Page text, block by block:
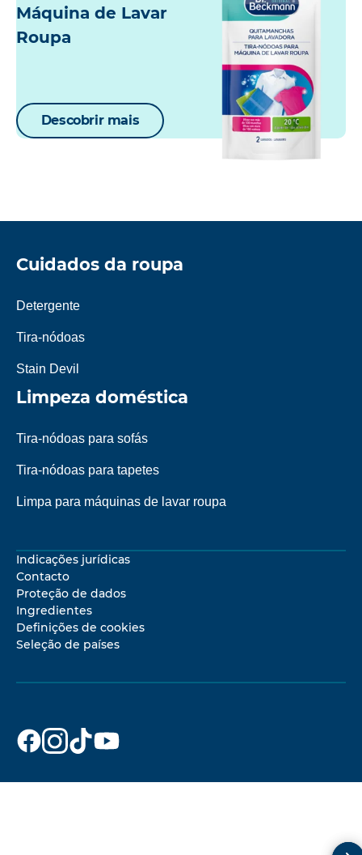
Máquina de Lavar
Roupa
Descobrir mais
Cuidados da roupa
Detergente
Tira-nódoas
Stain Devil
Limpeza doméstica
Tira-nódoas para sofás
Tira-nódoas para tapetes
Limpa para máquinas de lavar roupa
Indicações jurídicas
Contacto
Proteção de dados
Ingredientes
Definições de cookies
Seleção de países
Dr. Beckmann
nas
sociais
Dr. Beckmann
nas
sociais
Dr. Beckmann
nas
sociais
Dr. Beckmann
sociais